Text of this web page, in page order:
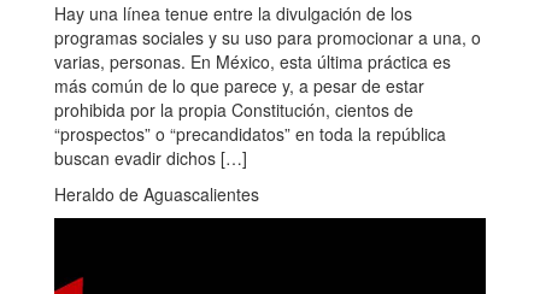
Hay una línea tenue entre la divulgación de los
programas sociales y su uso para promocionar a una, o
varias, personas. En México, esta última práctica es
más común de lo que parece y, a pesar de estar
prohibida por la propia Constitución, cientos de
“prospectos” o “precandidatos” en toda la república
buscan evadir dichos […]
Heraldo de Aguascalientes